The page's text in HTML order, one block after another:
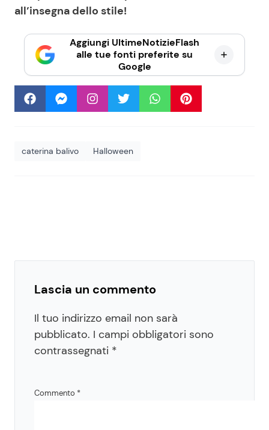
all’insegna dello stile!
Aggiungi UltimeNotizieFlash
alle tue fonti preferite su
Google
caterina balivo Halloween
Lascia un commento
Il tuo indirizzo email non sarà
pubblicato. I campi obbligatori sono
contrassegnati *
Commento *